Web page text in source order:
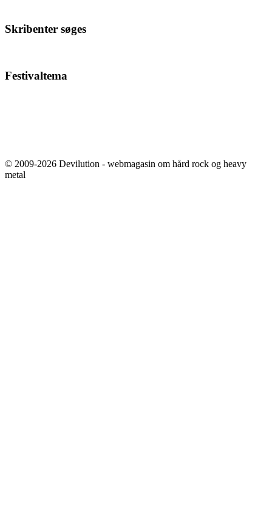
Skribenter søges
Festivaltema
© 2009-2026 Devilution - webmagasin om hård rock og heavy
metal